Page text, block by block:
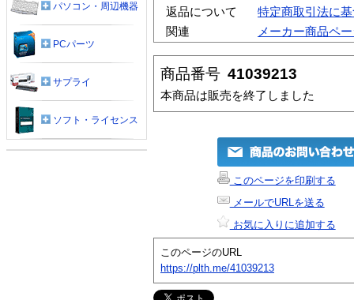
返品について
特定商取引法に
関連
メーカー商品ペ
商品番号 41039213
本商品は販売を終了しました
このページを印刷する
メールでURLを送る
お気に入りに追加する
このページのURL
https://plth.me/41039213
パソコン・周辺機器
PCパーツ
サプライ
ソフト・ライセンス